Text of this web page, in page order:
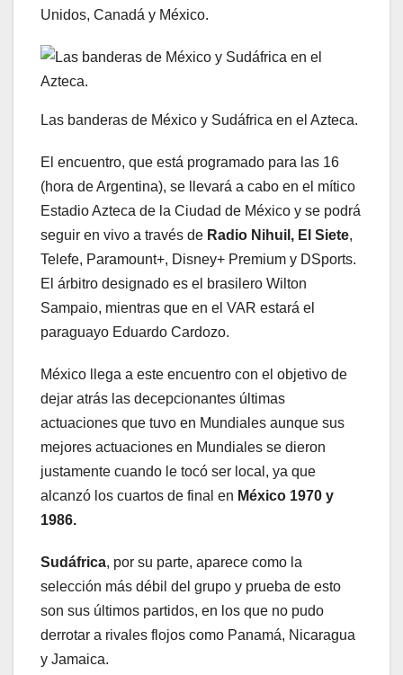
Unidos, Canadá y México.
Las banderas de México y Sudáfrica en el Azteca.
El encuentro, que está programado para las 16
(hora de Argentina), se llevará a cabo en el mítico
Estadio Azteca de la Ciudad de México y se podrá
seguir en vivo a través de Radio Nihuil, El Siete,
Telefe, Paramount+, Disney+ Premium y DSports.
El árbitro designado es el brasilero Wilton
Sampaio, mientras que en el VAR estará el
paraguayo Eduardo Cardozo.
México llega a este encuentro con el objetivo de
dejar atrás las decepcionantes últimas
actuaciones que tuvo en Mundiales aunque sus
mejores actuaciones en Mundiales se dieron
justamente cuando le tocó ser local, ya que
alcanzó los cuartos de final en México 1970 y
1986.
Sudáfrica, por su parte, aparece como la
selección más débil del grupo y prueba de esto
son sus últimos partidos, en los que no pudo
derrotar a rivales flojos como Panamá, Nicaragua
y Jamaica.